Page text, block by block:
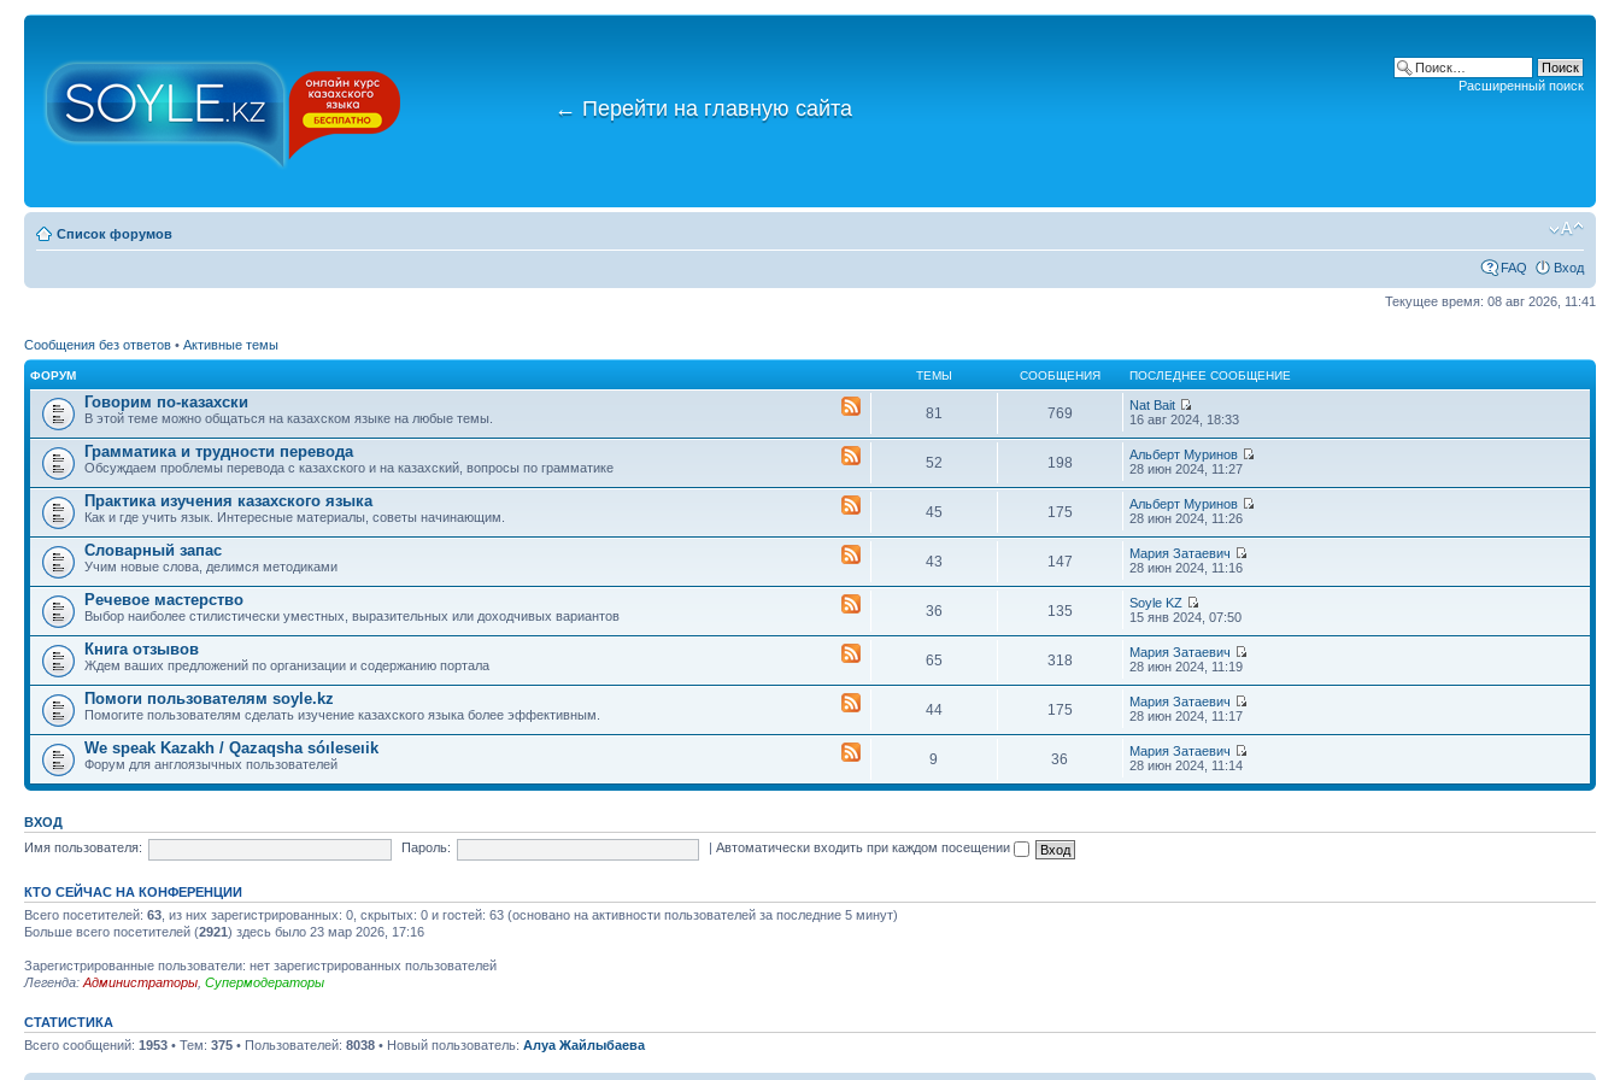
← Перейти на главную сайта
Расширенный поиск
Список форумов
FAQ Вход
Текущее время: 08 авг 2026, 11:41
Сообщения без ответов • Активные темы
ФОРУМ ТЕМЫ СООБЩЕНИЯ ПОСЛЕДНЕЕ СООБЩЕНИЕ
Говорим по-казахски
В этой теме можно общаться на казахском языке на любые темы. 81 769
Nat Bait
16 авг 2024, 18:33
Грамматика и трудности перевода
Обсуждаем проблемы перевода с казахского и на казахский, вопросы по грамматике 52 198
Альберт Муринов
28 июн 2024, 11:27
Практика изучения казахского языка
Как и где учить язык. Интересные материалы, советы начинающим. 45 175
Альберт Муринов
28 июн 2024, 11:26
Словарный запас
Учим новые слова, делимся методиками 43 147
Мария Затаевич
28 июн 2024, 11:16
Речевое мастерство
Выбор наиболее стилистически уместных, выразительных или доходчивых вариантов 36 135
Soyle KZ
15 янв 2024, 07:50
Книга отзывов
Ждем ваших предложений по организации и содержанию портала 65 318
Мария Затаевич
28 июн 2024, 11:19
Помоги пользователям soyle.kz
Помогите пользователям сделать изучение казахского языка более эффективным. 44 175
Мария Затаевич
28 июн 2024, 11:17
We speak Kazakh / Qazaqsha sóıleseıik
Форум для англоязычных пользователей 9 36
Мария Затаевич
28 июн 2024, 11:14
ВХОД
Имя пользователя:
Пароль: |Автоматически входить при каждом посещении
КТО СЕЙЧАС НА КОНФЕРЕНЦИИ
Всего посетителей: 63 , из них зарегистрированных: 0, скрытых: 0 и гостей: 63 (основано на активности пользователей за последние 5 минут)
Больше всего посетителей (2921) здесь было 23 мар 2026, 17:16
Зарегистрированные пользователи: нет зарегистрированных пользователей
Легенда: Администраторы Супермодераторы
СТАТИСТИКА
Всего сообщений: 1953 • Тем: 375 • Пользователей: 8038 • Новый пользователь: Алуа Жайлыбаева